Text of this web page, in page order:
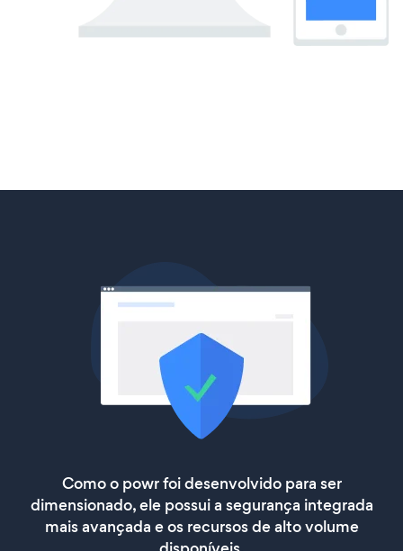
Como o powr foi desenvolvido para ser
dimensionado, ele possui a segurança integrada
mais avançada e os recursos de alto volume